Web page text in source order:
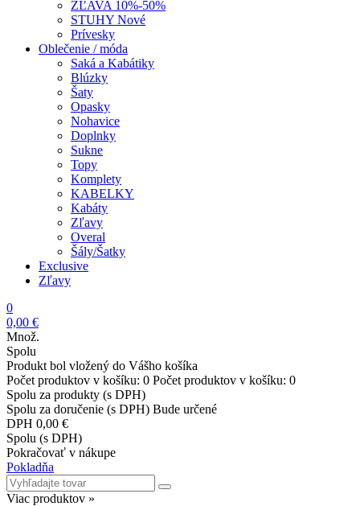
ZĽAVA 10%-50%
STUHY Nové
Prívesky
Oblečenie / móda
Saká a Kabátiky
Blúzky
Šaty
Opasky
Nohavice
Doplnky
Sukne
Topy
Komplety
KABELKY
Kabáty
Zľavy
Overal
Šály/Šatky
Exclusive
Zľavy
0
0,00 €
Množ.
Spolu
Produkt bol vložený do Vášho košíka
Počet produktov v košíku: 0 Počet produktov v košíku: 0
Spolu za produkty (s DPH)
Spolu za doručenie (s DPH) Bude určené
DPH 0,00 €
Spolu (s DPH)
Pokračovať v nákupe
Pokladňa
Viac produktov »